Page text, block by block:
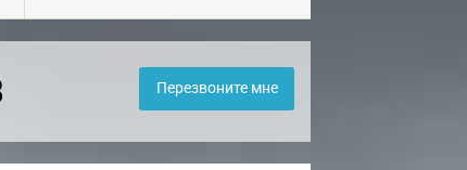
Перезвоните мне